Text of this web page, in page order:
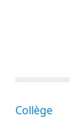
Collège